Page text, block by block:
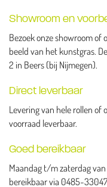
Showroom en
Bezoek onze showroom of
beeld van het kunstgras.
2 in Beers (bij Nijmegen).
Direct leverbaar
Levering van hele rollen of
voorraad leverbaar.
Goed bereikbaar
Maandag t/m zaterdag
bereikbaar via 0485-